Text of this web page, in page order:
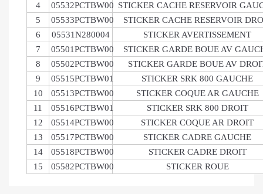
4
05532PCTBW00 STICKER CACHE RESERVOIR
5
05533PCTBW00
STICKER CACHE RESERVOIR
6
05531N280004
STICKER AVERTISSEMENT
7
05501PCTBW00
STICKER GARDE BOUE AV
8
05502PCTBW00
STICKER GARDE BOUE AV
9
05515PCTBW01
STICKER SRK 800 GAUCHE
10
05513PCTBW00
STICKER COQUE AR GAUCHE
11
05516PCTBW01
STICKER SRK 800 DROIT
12
05514PCTBW00
STICKER COQUE AR DROIT
13
05517PCTBW00
STICKER CADRE GAUCHE
14
05518PCTBW00
STICKER CADRE DROIT
15
05582PCTBW00 STICKER ROUE